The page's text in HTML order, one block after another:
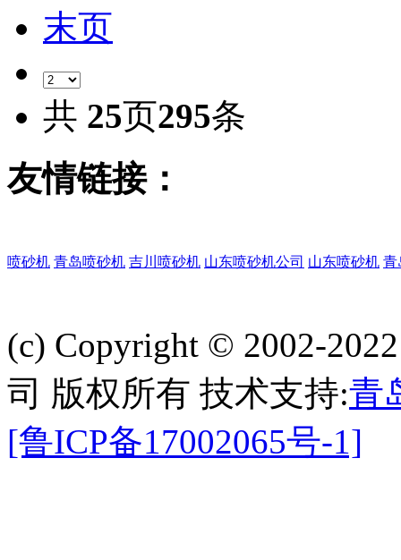
末页
共 25页295条
友情链接：
喷砂机 青岛喷砂机 吉川喷砂机 山东喷砂机公司 山东喷砂机 青
(c) Copyright © 2002-
司 版权所有 技术支持:青
[鲁ICP备17002065号-1]